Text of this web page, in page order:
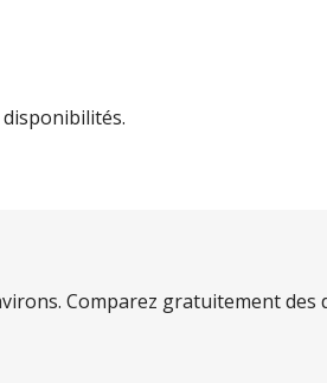
Comparez gratuitement des